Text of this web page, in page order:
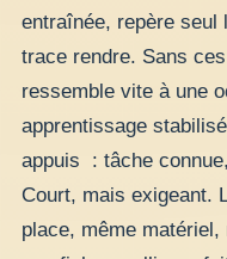
entraînée, repère seul
trace rendre. Sans
ressemble vite à une
apprentissage
appuis : tâche
Court, mais exigeant.
place, même